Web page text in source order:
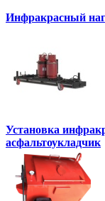
Инфракрасный
Установка
асфальтоукладчик